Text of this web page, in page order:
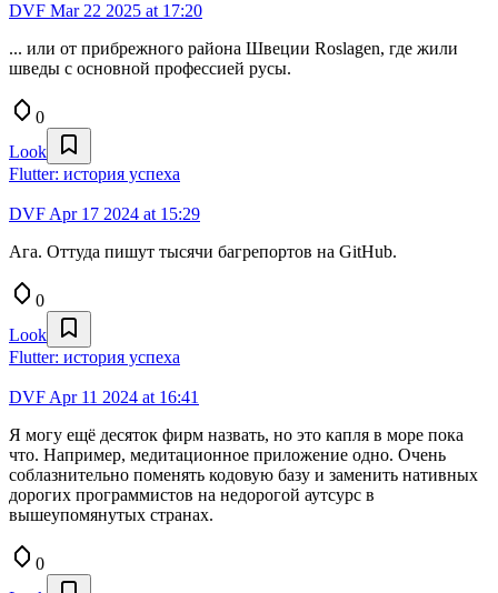
DVF Mar 22 2025 at 17:20
... или от прибрежного района Швеции Roslagen, где жили
шведы с основной профессией русы.
0
Look
Flutter: история успеха
DVF Apr 17 2024 at 15:29
Ага. Оттуда пишут тысячи багрепортов на GitHub.
0
Look
Flutter: история успеха
DVF Apr 11 2024 at 16:41
Я могу ещё десяток фирм назвать, но это капля в море пока
что. Например, медитационное приложение одно. Очень
соблазнительно поменять кодовую базу и заменить нативных
дорогих программистов на недорогой аутсурс в
вышеупомянутых странах.
0